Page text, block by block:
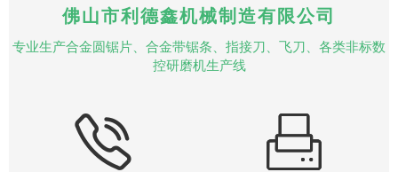
佛山市利德鑫机械制造有限公司
专业生产合金圆锯片、合金带锯条、指接刀、飞刀、各类非标数
控研磨机生产线